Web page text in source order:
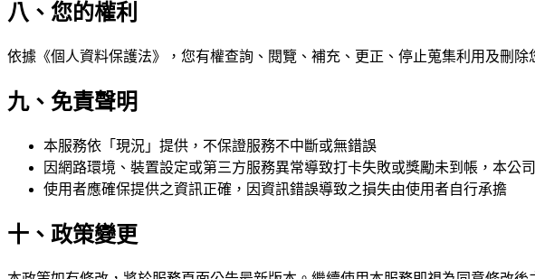
八、您的權利
依據《個人資料保護法》，您有權查詢、閱覽、補充、更正、停止蒐集利用及刪
九、免責聲明
本服務依「現況」提供，不保證服務不中斷或無錯誤
因網路環境、裝置設定或第三方服務異常導致打卡失敗或獎勵未到帳，本公
使用者應確保提供之資訊正確，因資訊錯誤導致之損失由使用者自行承擔
十、政策變更